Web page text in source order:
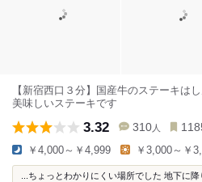
【新宿西口３分】国産牛のステーキは
美味しいステーキです
3.32 310 人
￥4,000～￥4,999 ￥3,000～￥
...ちょっとわかりにくい場所でした 地下に